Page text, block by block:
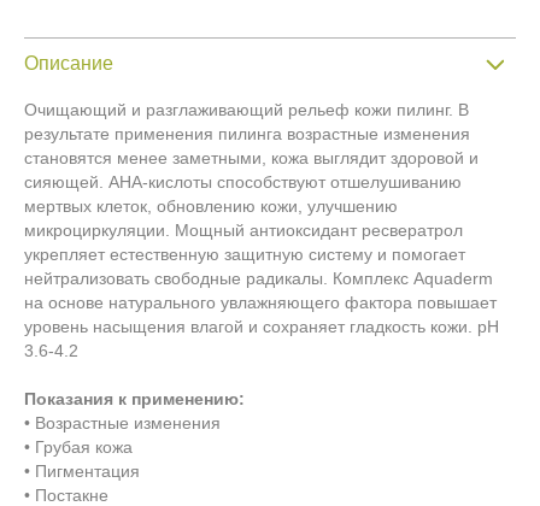
Описание
Очищающий и разглаживающий рельеф кожи пилинг. В
результате применения пилинга возрастные изменения
становятся менее заметными, кожа выглядит здоровой и
сияющей. AHA-кислоты способствуют отшелушиванию
мертвых клеток, обновлению кожи, улучшению
микроциркуляции. Мощный антиоксидант ресвератрол
укрепляет естественную защитную систему и помогает
нейтрализовать свободные радикалы. Комплекс Aquaderm
на основе натурального увлажняющего фактора повышает
уровень насыщения влагой и сохраняет гладкость кожи. pH
3.6-4.2
Показания к применению:
• Возрастные изменения
• Грубая кожа
• Пигментация
• Постакне